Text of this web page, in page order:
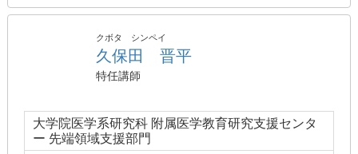
クボタ シンペイ
久保田 晋平
特任講師
大学院医学系研究科 附属医学教育研究支援センタ
ー 先端領域支援部門